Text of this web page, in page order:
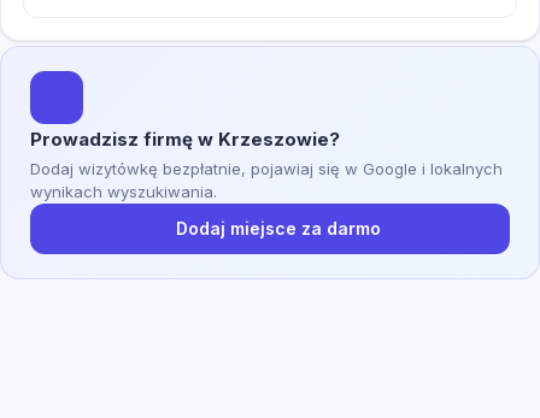
Prowadzisz firmę w Krzeszowie?
Dodaj wizytówkę bezpłatnie, pojawiaj się w Google i lokalnych
wynikach wyszukiwania.
Dodaj miejsce za darmo